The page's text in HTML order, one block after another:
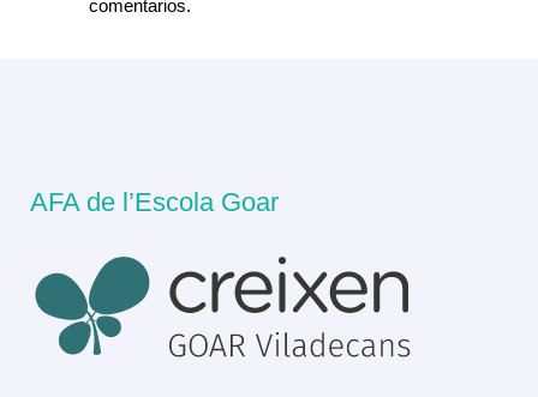
comentarios.
AFA de l’Escola Goar